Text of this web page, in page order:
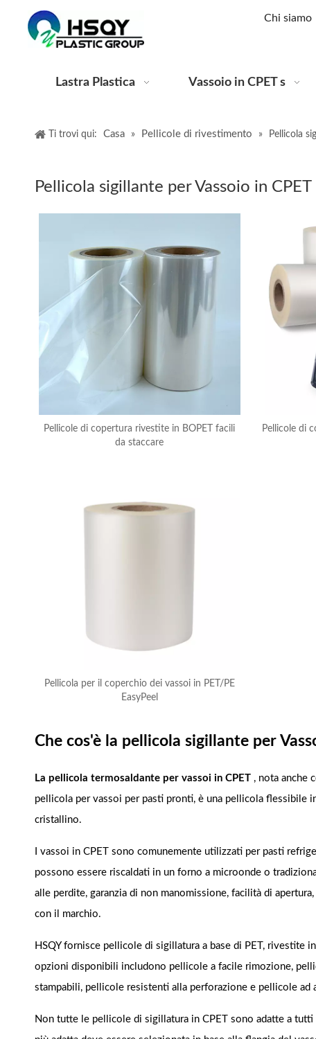
Chi siamo
Lastra Plastica Vassoio in CPET s
Ti trovi qui: Casa » Pellicole di rivestimento » Pellicola
Pellicola sigillante per Vassoio in CPET
Pellicole di copertura rivestite in BOPET facili
da staccare
Pellicole di
Pellicola per il coperchio dei vassoi in PET/PE
EasyPeel
Che cos'è la pellicola sigillante per
La pellicola termosaldante per vassoi in CPET , nota anche
pellicola per vassoi per pasti pronti, è una pellicola
cristallino.
I vassoi in CPET sono comunemente utilizzati per pasti
possono essere riscaldati in un forno a microonde o
alle perdite, garanzia di non manomissione, facilità di
con il marchio.
HSQY fornisce pellicole di sigillatura a base di PET, rivestite
opzioni disponibili includono pellicole a facile rimozione,
stampabili, pellicole resistenti alla perforazione e pellicole
Non tutte le pellicole di sigillatura in CPET sono adatte a